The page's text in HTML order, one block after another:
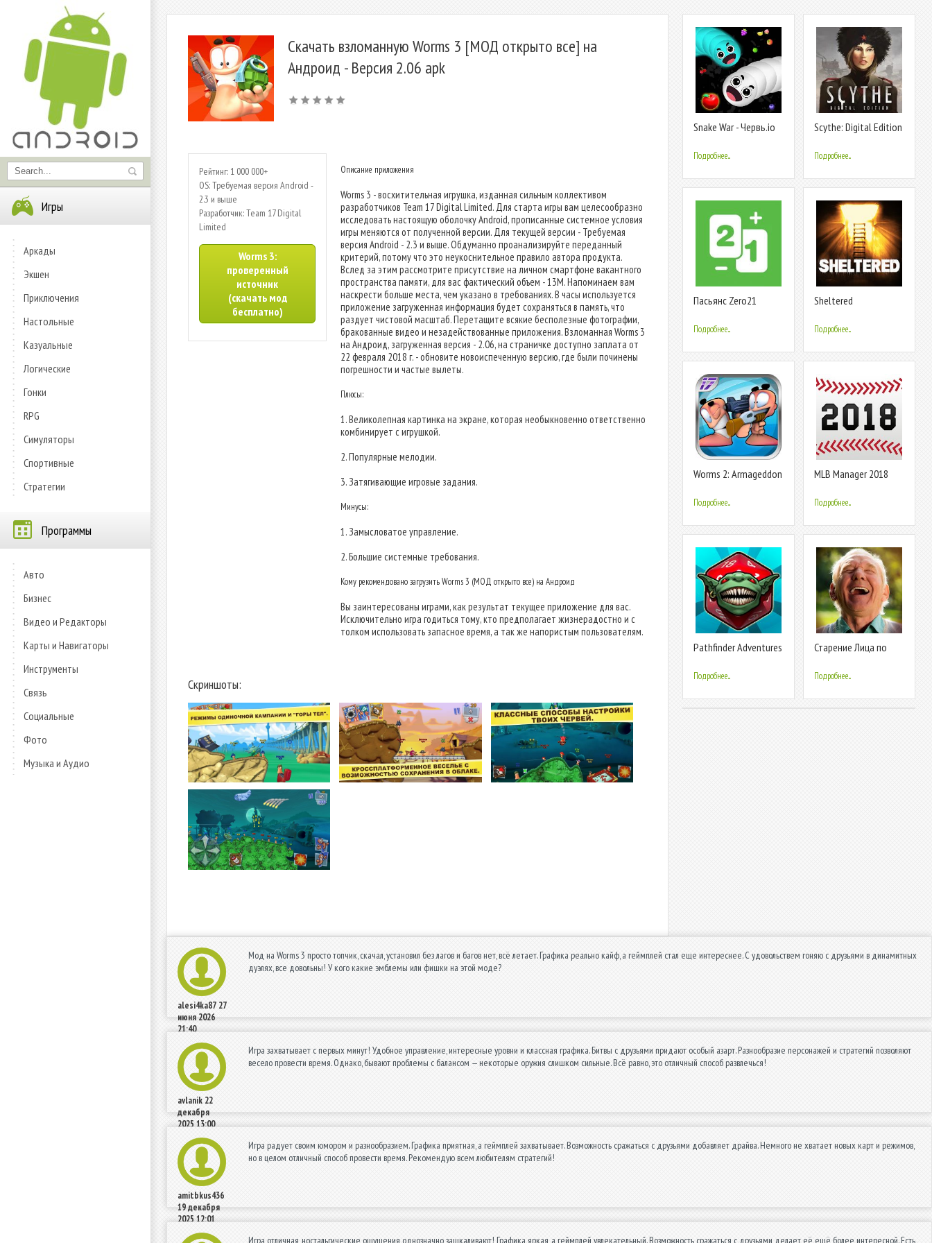
Игры
Аркады
Экшен
Приключения
Настольные
Казуальные
Логические
Гонки
RPG
Симуляторы
Спортивные
Стратегии
Программы
Авто
Бизнес
Видео и Редакторы
Карты и Навигаторы
Инструменты
Связь
Социальные
Фото
Музыка и Аудио
Скачать взломанную Worms 3 [МОД открыто все] на
Андроид - Версия 2.06 apk
Рейтинг: 1 000 000+
OS: Требуемая версия Android -
2.3 и выше
Разработчик: Team 17 Digital
Limited
Worms 3:
проверенный
источник
(скачать мод
бесплатно)
Описание приложения
Worms 3 - восхитительная игрушка, изданная сильным коллективом
разработчиков Team 17 Digital Limited. Для старта игры вам целесообразно
исследовать настоящую оболочку Android, прописанные системное условия
игры меняются от полученной версии. Для текущей версии - Требуемая
версия Android - 2.3 и выше. Обдуманно проанализируйте переданный
критерий, потому что это неукоснительное правило автора продукта.
Вслед за этим рассмотрите присутствие на личном смартфоне вакантного
пространства памяти, для вас фактический объем - 13M. Напоминаем вам
наскрести больше места, чем указано в требованиях. В часы используется
приложение загруженная информация будет сохраняться в память, что
раздует чистовой масштаб. Перетащите всякие бесполезные фотографии,
бракованные видео и незадействованные приложения. Взломанная Worms 3
на Андроид, загруженная версия - 2.06, на страничке доступно заплата от
22 февраля 2018 г. - обновите новоиспеченную версию, где были починены
погрешности и частые вылеты.
Плюсы:
1. Великолепная картинка на экране, которая необыкновенно ответственно
комбинирует с игрушкой.
2. Популярные мелодии.
3. Затягивающие игровые задания.
Минусы:
1. Замысловатое управление.
2. Большие системные требования.
Кому рекомендовано загрузить Worms 3 (МОД открыто все) на Андроид
Вы заинтересованы играми, как результат текущее приложение для вас.
Исключительно игра годиться тому, кто предполагает жизнерадостно и с
толком использовать запасное время, а так же напористым пользователям.
Скриншоты:
Snake War - Червь.io
Подробнее...
Scythe: Digital Edition
Подробнее...
Пасьянс Zero21
Подробнее...
Sheltered
Подробнее...
Worms 2: Armageddon
Подробнее...
MLB Manager 2018
Подробнее...
Pathfinder Adventures
Подробнее...
Старение Лица по
Подробнее...
alesi4ka87 27
июня 2026
21:40
Мод на Worms 3 просто топчик, скачал, установил без лагов и багов нет, всё летает. Графика реально кайф, а геймплей стал еще интереснее. С удовольствем гоняю с друзьями в динамитных
дуэлях, все довольны! У кого какие эмблемы или фишки на этой моде?
avlanik 22
декабря
2025 13:00
Игра захватывает с первых минут! Удобное управление, интересные уровни и классная графика. Битвы с друзьями придают особый азарт. Разнообразие персонажей и стратегий позволяют
весело провести время. Однако, бывают проблемы с балансом — некоторые оружия слишком сильные. Всё равно, это отличный способ развлечься!
amitbkus436
19 декабря
2025 12:01
Игра радует своим юмором и разнообразием. Графика приятная, а геймплей захватывает. Возможность сражаться с друзьями добавляет драйва. Немного не хватает новых карт и режимов,
но в целом отличный способ провести время. Рекомендую всем любителям стратегий!
Игра отличная, ностальгические ощущения однозначно зашкаливают! Графика яркая, а геймплей увлекательный. Возможность сражаться с друзьями делает её ещё более интересной. Есть